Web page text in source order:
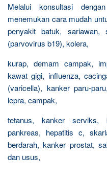
Melalui konsultasi
menemukan cara mudah
penyakit batuk, sariawan,
(parvovirus b19), kolera,
kurap, demam campak,
kawat gigi, influenza,
(varicella), kanker paru-
lepra, campak,
tetanus, kanker serviks,
pankreas, hepatitis c,
berdarah, kanker prostat,
dan usus,